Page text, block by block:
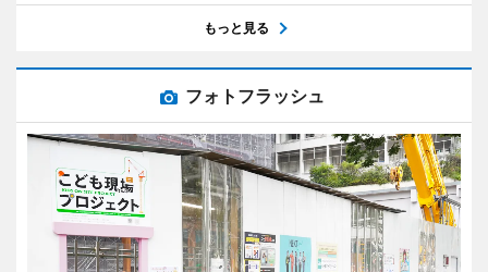
もっと見る
フォトフラッシュ